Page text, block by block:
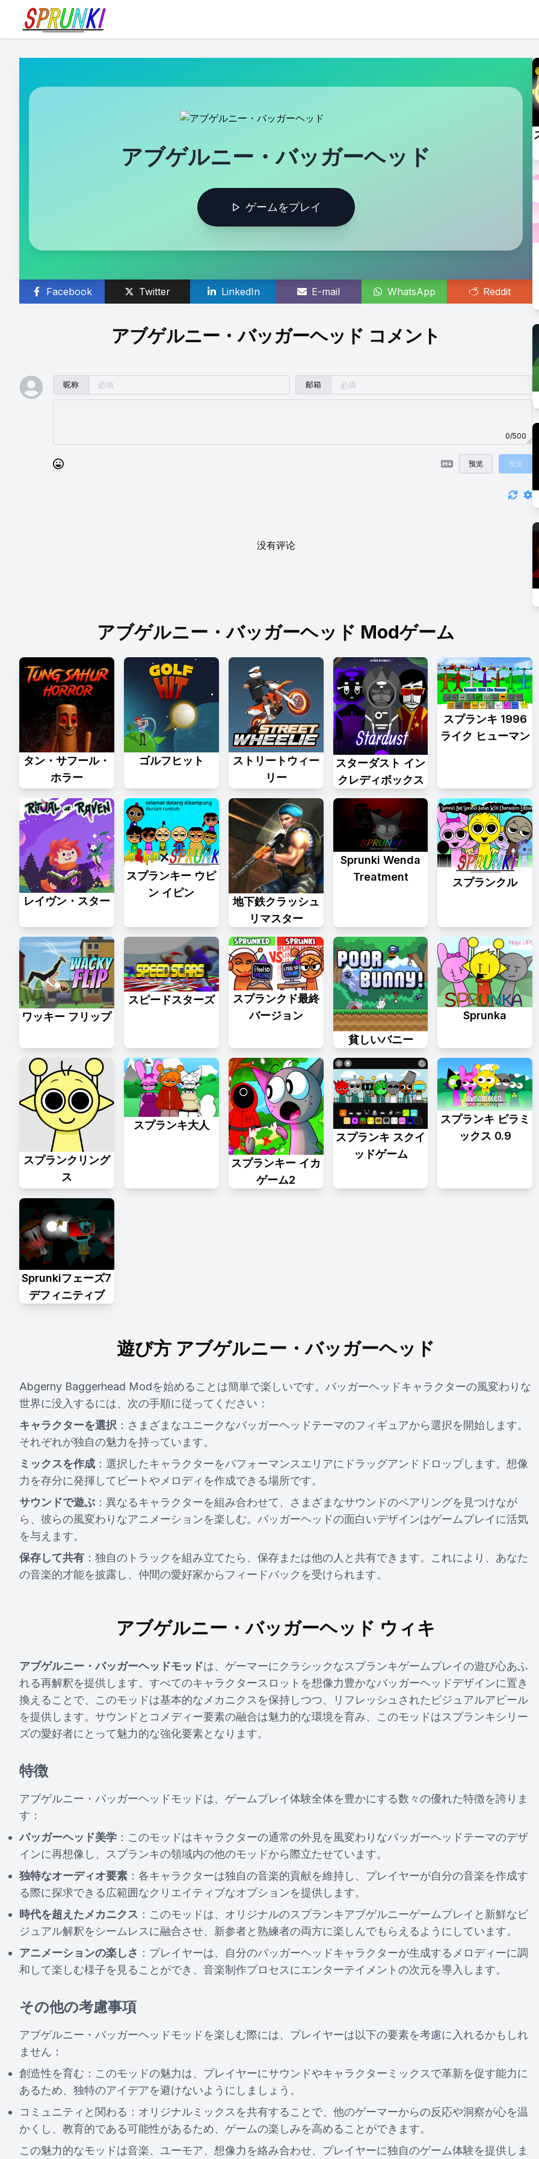
アブゲルニー・バッガーヘッド
ゲームをプレイ
Facebook Twitter LinkedIn E-mail WhatsApp Reddit
アブゲルニー・バッガーヘッド コメント
昵称 邮箱
0/500
预览 发送
没有评论
アブゲルニー・バッガーヘッド Modゲーム
タン・サフール・
ホラー
ゴルフヒット
ストリートウィー
リー
スターダスト イン
クレディボックス
スプランキ 1996
ライク ヒューマン
レイヴン・スター
スプランキー ウピ
ン イピン
地下鉄クラッシュ
リマスター
Sprunki Wenda
Treatment
スプランクル
ワッキー フリップ
スピードスターズ
スプランクド最終
バージョン
貧しいバニー
Sprunka
スプランクリング
ス
スプランキ大人
スプランキー イカ
ゲーム2
スプランキ スクイ
ッドゲーム
スプランキ ピラミ
ックス 0.9
Sprunkiフェーズ7
デフィニティブ
遊び方 アブゲルニー・バッガーヘッド
Abgerny Baggerhead Modを始めることは簡単で楽しいです。バッガーヘッドキャラクターの風変わりな
世界に没入するには、次の手順に従ってください：
キャラクターを選択 ：さまざまなユニークなバッガーヘッドテーマのフィギュアから選択を開始します。
それぞれが独自の魅力を持っています。
ミックスを作成 ：選択したキャラクターをパフォーマンスエリアにドラッグアンドドロップします。想像
力を存分に発揮してビートやメロディを作成できる場所です。
サウンドで遊ぶ ：異なるキャラクターを組み合わせて、さまざまなサウンドのペアリングを見つけなが
ら、彼らの風変わりなアニメーションを楽しむ。バッガーヘッドの面白いデザインはゲームプレイに活気
を与えます。
保存して共有 ：独自のトラックを組み立てたら、保存または他の人と共有できます。これにより、あなた
の音楽的才能を披露し、仲間の愛好家からフィードバックを受けられます。
アブゲルニー・バッガーヘッド ウィキ
アブゲルニー・バッガーヘッドモッドは、ゲーマーにクラシックなスプランキゲームプレイの遊び心あふ
れる再解釈を提供します。すべてのキャラクタースロットを想像力豊かなバッガーヘッドデザインに置き
換えることで、このモッドは基本的なメカニクスを保持しつつ、リフレッシュされたビジュアルアピール
を提供します。サウンドとコメディー要素の融合は魅力的な環境を育み、このモッドはスプランキシリー
ズの愛好者にとって魅力的な強化要素となります。
特徴
アブゲルニー・バッガーヘッドモッドは、ゲームプレイ体験全体を豊かにする数々の優れた特徴を誇りま
す：
バッガーヘッド美学 ：このモッドはキャラクターの通常の外見を風変わりなバッガーヘッドテーマのデザ
インに再想像し、スプランキの領域内の他のモッドから際立たせています。
独特なオーディオ要素 ：各キャラクターは独自の音楽的貢献を維持し、プレイヤーが自分の音楽を作成す
る際に探求できる広範囲なクリエイティブなオプションを提供します。
時代を超えたメカニクス ：このモッドは、オリジナルのスプランキアブゲルニーゲームプレイと新鮮なビ
ジュアル解釈をシームレスに融合させ、新参者と熟練者の両方に楽しんでもらえるようにしています。
アニメーションの楽しさ ：プレイヤーは、自分のバッガーヘッドキャラクターが生成するメロディーに調
和して楽しむ様子を見ることができ、音楽制作プロセスにエンターテイメントの次元を導入します。
その他の考慮事項
アブゲルニー・バッガーヘッドモッドを楽しむ際には、プレイヤーは以下の要素を考慮に入れるかもしれ
ません：
創造性を育む：このモッドの魅力は、プレイヤーにサウンドやキャラクターミックスで革新を促す能力に
あるため、独特のアイデアを避けないようにしましょう。
コミュニティと関わる：オリジナルミックスを共有することで、他のゲーマーからの反応や洞察が心を温
かくし、教育的である可能性があるため、ゲームの楽しみを高めることができます。
この魅力的なモッドは音楽、ユーモア、想像力を絡み合わせ、プレイヤーに独自のゲーム体験を提供しま